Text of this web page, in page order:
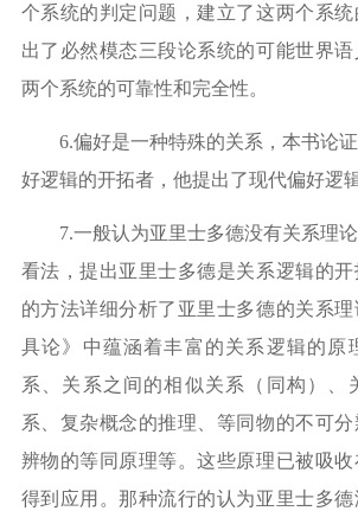
个系统的判定问题，建立了这两个系
出了必然模态三段论系统的可能世界
两个系统的可靠性和完全性。
6.偏好是一种特殊的关系，本书论
好逻辑的开拓者，他提出了现代偏好逻
7.一般认为亚里士多德没有关系理
看法，提出亚里士多德是关系逻辑的
的方法详细分析了亚里士多德的关系
具论》中蕴涵着丰富的关系逻辑的原
系、关系之间的相似关系（同构）、
系、复杂概念的推理、等同物的不可
辨物的等同原理等。这些原理已被吸
得到应用。那种流行的认为亚里士多